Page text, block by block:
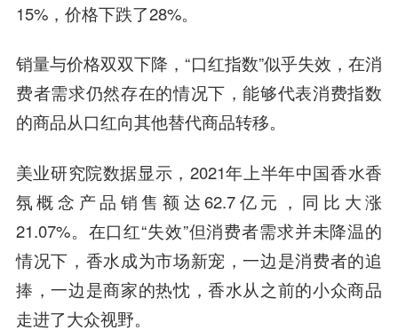
15%，价格下跌了28%。
销量与价格双双下降，“口红指数”似乎失效，在消
费者需求仍然存在的情况下，能够代表消费指数
的商品从口红向其他替代商品转移。
美业研究院数据显示，2021年上半年中国香水香
氛概念产品销售额达62.7亿元，同比大涨
21.07%。在口红“失效”但消费者需求并未降温的
情况下，香水成为市场新宠，一边是消费者的追
捧，一边是商家的热忱，香水从之前的小众商品
走进了大众视野。